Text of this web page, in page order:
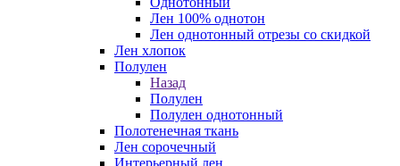
Лен 100% однотон
Лен однотонный отрезы со скидкой
Лен хлопок
Полулен
Назад
Полулен
Полулен однотонный
Полотенечная ткань
Лен сорочечный
Интерьерный лен